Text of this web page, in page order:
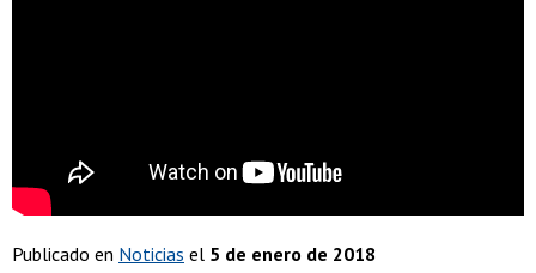
Publicado en Noticias el 5 de enero de 2018